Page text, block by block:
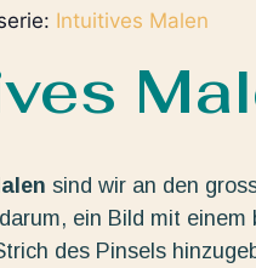
Intuitives Malen
sind wir an den
ein Bild mit
des Pinsels